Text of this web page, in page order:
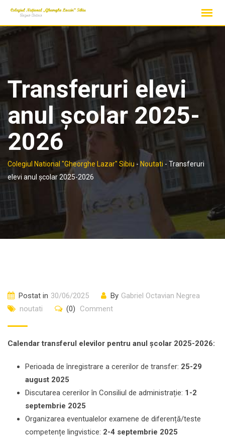
Skip
content
Transferuri elevi
anul școlar 2025-
2026
Colegiul National "Gheorghe Lazar" Sibiu - Noutati - Transferuri
elevi anul școlar 2025-2026
Postat in 30/06/2025 By Gabriel Octavian Negrea
noutati
(0) Comment
Calendar transferul elevilor pentru anul școlar 2025-2026:
Perioada de înregistrare a cererilor de transfer: 25-29
august 2025
Discutarea cererilor în Consiliul de administrație: 1-2
septembrie 2025
Organizarea eventualelor examene de diferență/teste
competențe lingvistice: 2-4 septembrie 2025